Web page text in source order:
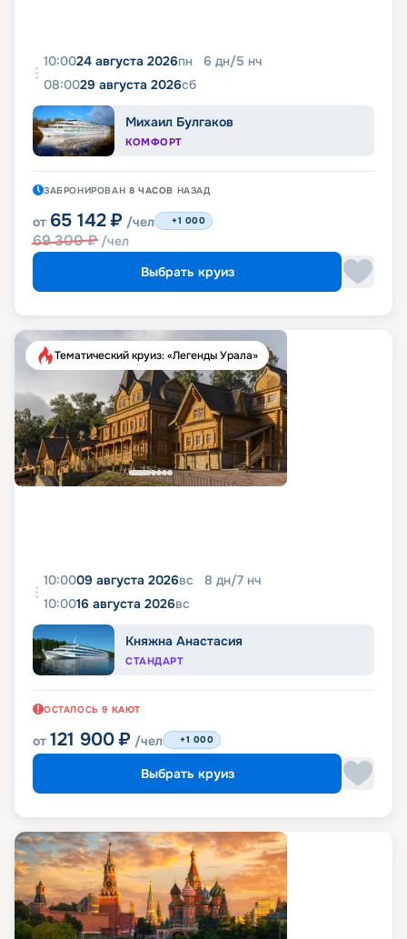
10:0024 августа 2026пн 6 дн/5 нч
08:0029 августа 2026сб
Михаил Булгаков
КОМФОРТ
ЗАБРОНИРОВАН 8 ЧАСОВ НАЗАД
от 65 142 ₽ /чел
69 300₽ /чел
+1 000
Выбрать круиз
Тематический круиз: «Легенды Урала»
10:0009 августа 2026вс 8 дн/7 нч
10:0016 августа 2026вс
Княжна Анастасия
СТАНДАРТ
ОСТАЛОСЬ 9 КАЮТ
от 121 900 ₽ /чел +1 000
Выбрать круиз